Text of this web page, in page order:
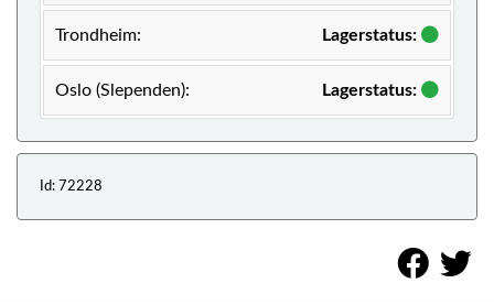
Trondheim: Lagerstatus:
Oslo (Slependen): Lagerstatus:
Id: 72228